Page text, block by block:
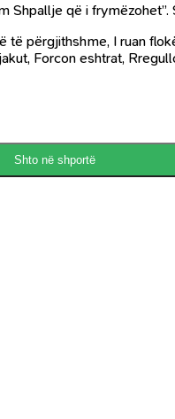
Shpallje që i
përgjithshme, I ruan
Forcon eshtrat,
Shto në shportë